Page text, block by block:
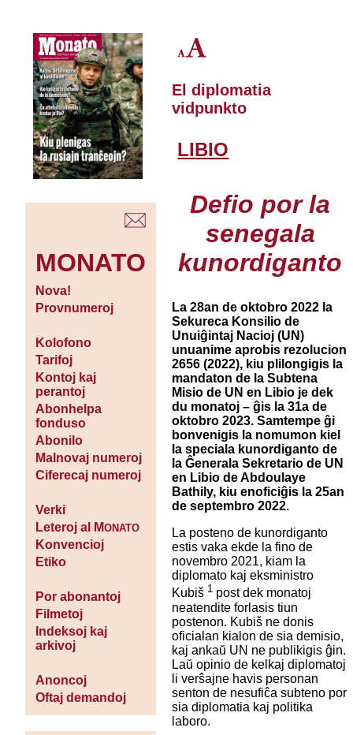
MONATO
Nova!
Provnumeroj
Kolofono
Tarifoj
Kontoj kaj
perantoj
Abonhelpa
fonduso
Abonilo
Malnovaj numeroj
Ciferecaj numeroj
Verki
Leteroj al MONATO
Konvencioj
Etiko
Por abonantoj
Filmetoj
Indeksoj kaj
arkivoj
Anoncoj
Oftaj demandoj
El diplomatia
vidpunkto
LIBIO
Defio por la
senegala
kunordiganto
La 28an de oktobro 2022 la
Sekureca Konsilio de
Unuiĝintaj Nacioj (UN)
unuanime aprobis rezolucion
2656 (2022), kiu plilongigis la
mandaton de la Subtena
Misio de UN en Libio je dek
du monatoj – ĝis la 31a de
oktobro 2023. Samtempe ĝi
bonvenigis la nomumon kiel
la speciala kunordiganto de
la Ĝenerala Sekretario de UN
en Libio de Abdoulaye
Bathily, kiu enoficiĝis la 25an
de septembro 2022.
La posteno de kunordiganto
estis vaka ekde la fino de
novembro 2021, kiam la
diplomato kaj eksministro
Kubiš 1 post dek monatoj
neatendite forlasis tiun
postenon. Kubiš ne donis
oficialan kialon de sia demisio,
kaj ankaŭ UN ne publikigis ĝin.
Laŭ opinio de kelkaj diplomatoj
li verŝajne havis personan
senton de nesufiĉa subteno por
sia diplomatia kaj politika
laboro.